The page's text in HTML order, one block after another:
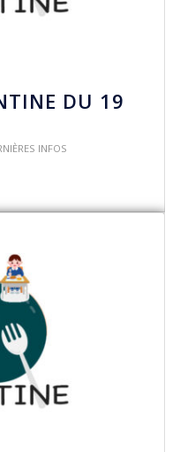
DU 19
INFOS